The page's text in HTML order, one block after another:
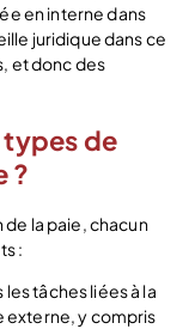
en interne dans
juridique dans ce
et donc des
de
?
la paie, chacun
:
les tâches liées à la
externe, y compris